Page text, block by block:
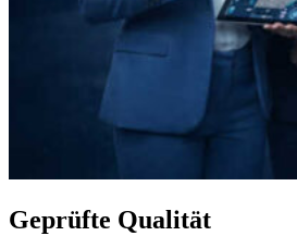
Geprüfte Qualität